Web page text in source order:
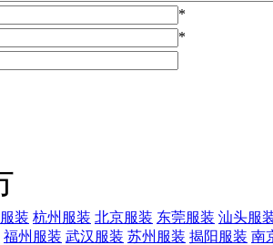
*
*
装 杭州服装 北京服装 东莞服装 汕头服
福州服装 武汉服装 苏州服装 揭阳服装 南